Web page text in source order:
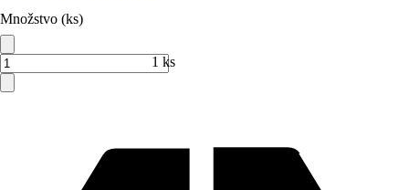
Množstvo (ks)
1 ks